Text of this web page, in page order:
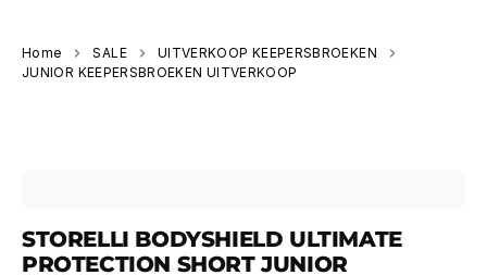
Home SALE
UITVERKOOP KEEPERSBROEKEN
JUNIOR KEEPERSBROEKEN UITVERKOOP
STORELLI BODYSHIELD ULTIMATE
PROTECTION SHORT JUNIOR